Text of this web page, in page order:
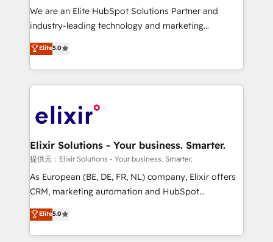
workflows; audit-ready reporting ⚖️ Legal: client
intake; pipeline and document workflows 🛒 E-
revenue automation 🏢 Real Estate: deal pipelines;
portfolio and lifecycle management 🏭
HIPAA-aware; CASL-compliant; GDPR-ready
implementations where required 💡 Why 500+
built to scale.
We are an Elite HubSpot Solutions Partner and
industry-leading technology and marketing
consultancy. Our focus is on enterprise and mid-
market B2B companies globally that want a strategic
approach to execute their goals through creative
applications of our solutions; Technical HubSpot
Design, Migrations + Integrations. Mole Street’s
greatness, which is achieved through creating
absolute clarity, derived from a well-defined
strategy, executed well, and reported on with clear
results. The culture is driven by core values; Joy, Grit,
Mindedness, and Clarity. We are driven to win for the
collective good of the company and its clientele, and
Elite5.0
Elixir Solutions - Your business. Smarter.
提供元：Elixir Solutions - Your business. Smarter.
As European (BE, DE, FR, NL) company, Elixir offers
CRM, marketing automation and HubSpot
integration products and services to mid-market
and enterprise customers. We ensure that your sales,
service and marketing department operates in the
Elite5.0